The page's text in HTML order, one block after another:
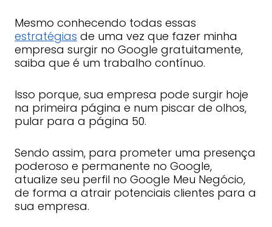
Mesmo conhecendo todas essas
estratégias de uma vez que fazer minha
empresa surgir no Google gratuitamente,
saiba que é um trabalho contínuo.
Isso porque, sua empresa pode surgir hoje
na primeira página e num piscar de olhos,
pular para a página 50.
Sendo assim, para prometer uma presença
poderoso e permanente no Google,
atualize seu perfil no Google Meu Negócio,
de forma a atrair potenciais clientes para a
sua empresa.